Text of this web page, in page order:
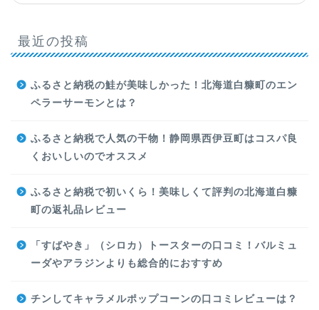
最近の投稿
ふるさと納税の鮭が美味しかった！北海道白糠町のエン
ペラーサーモンとは？
ふるさと納税で人気の干物！静岡県西伊豆町はコスパ良
くおいしいのでオススメ
ふるさと納税で初いくら！美味しくて評判の北海道白糠
町の返礼品レビュー
「すばやき」（シロカ）トースターの口コミ！バルミュ
ーダやアラジンよりも総合的におすすめ
チンしてキャラメルポップコーンの口コミレビューは？